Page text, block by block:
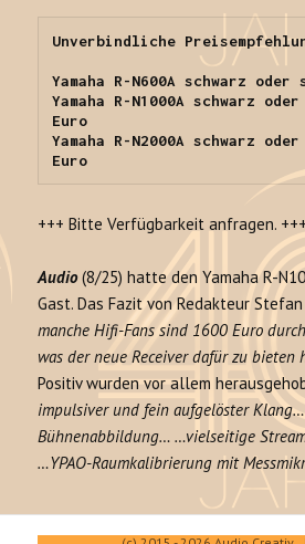
Unverbindliche
Yamaha R-N600A schwarz
Yamaha R-N1000A schwarz
Euro
Yamaha R-N2000A schwarz
Euro
+++ Bitte Verfügbarkeit anfragen. +++
Audio(8/25) hatte den Yamaha R-
Gast. Das Fazit von Redakteur
manche Hifi-Fans sind 1600 Euro
was der neue Receiver dafür zu bieten
Positiv wurden vor allem
impulsiver und fein aufgelöster
Bühnenabbildung… …vielseitige
…YPAO-Raumkalibrierung mit